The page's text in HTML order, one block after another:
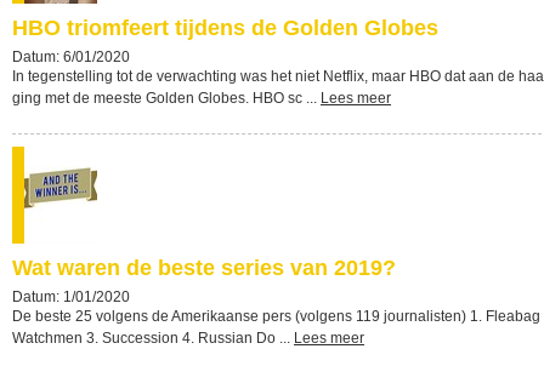
HBO triomfeert tijdens de Golden Globes
Datum: 6/01/2020
In tegenstelling tot de verwachting was het niet Netflix, maar HBO dat aan de
ging met de meeste Golden Globes. HBO sc ... Lees meer
Wat waren de beste series van 2019?
Datum: 1/01/2020
De beste 25 volgens de Amerikaanse pers (volgens 119 journalisten) 1. Fleabag
Watchmen 3. Succession 4. Russian Do ... Lees meer